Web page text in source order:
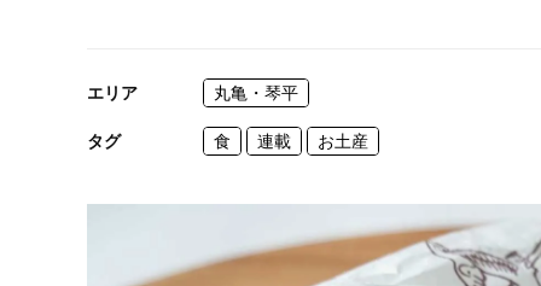
エリア 丸亀・琴平
タグ 食 連載 お土産